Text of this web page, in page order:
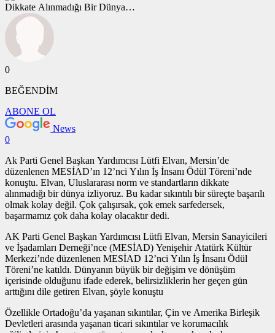
0
BEĞENDİM
ABONE OL
News
0
Ak Parti Genel Başkan Yardımcısı Lütfi Elvan, Mersin’de
düzenlenen MESİAD’ın 12’nci Yılın İş İnsanı Ödül Töreni’nde
konuştu. Elvan, Uluslararası norm ve standartların dikkate
alınmadığı bir dünya izliyoruz. Bu kadar sıkıntılı bir süreçte başarılı
olmak kolay değil. Çok çalışırsak, çok emek sarfedersek,
başarmamız çok daha kolay olacaktır dedi.
AK Parti Genel Başkan Yardımcısı Lütfi Elvan, Mersin Sanayicileri
ve İşadamları Derneği’nce (MESİAD) Yenişehir Atatürk Kültür
Merkezi’nde düzenlenen MESİAD 12’nci Yılın İş İnsanı Ödül
Töreni’ne katıldı. Dünyanın büyük bir değişim ve dönüşüm
içerisinde olduğunu ifade ederek, belirsizliklerin her geçen gün
arttığını dile getiren Elvan, şöyle konuştu
Özellikle Ortadoğu’da yaşanan sıkıntılar, Çin ve Amerika Birleşik
Devletleri arasında yaşanan ticari sıkıntılar ve korumacılık